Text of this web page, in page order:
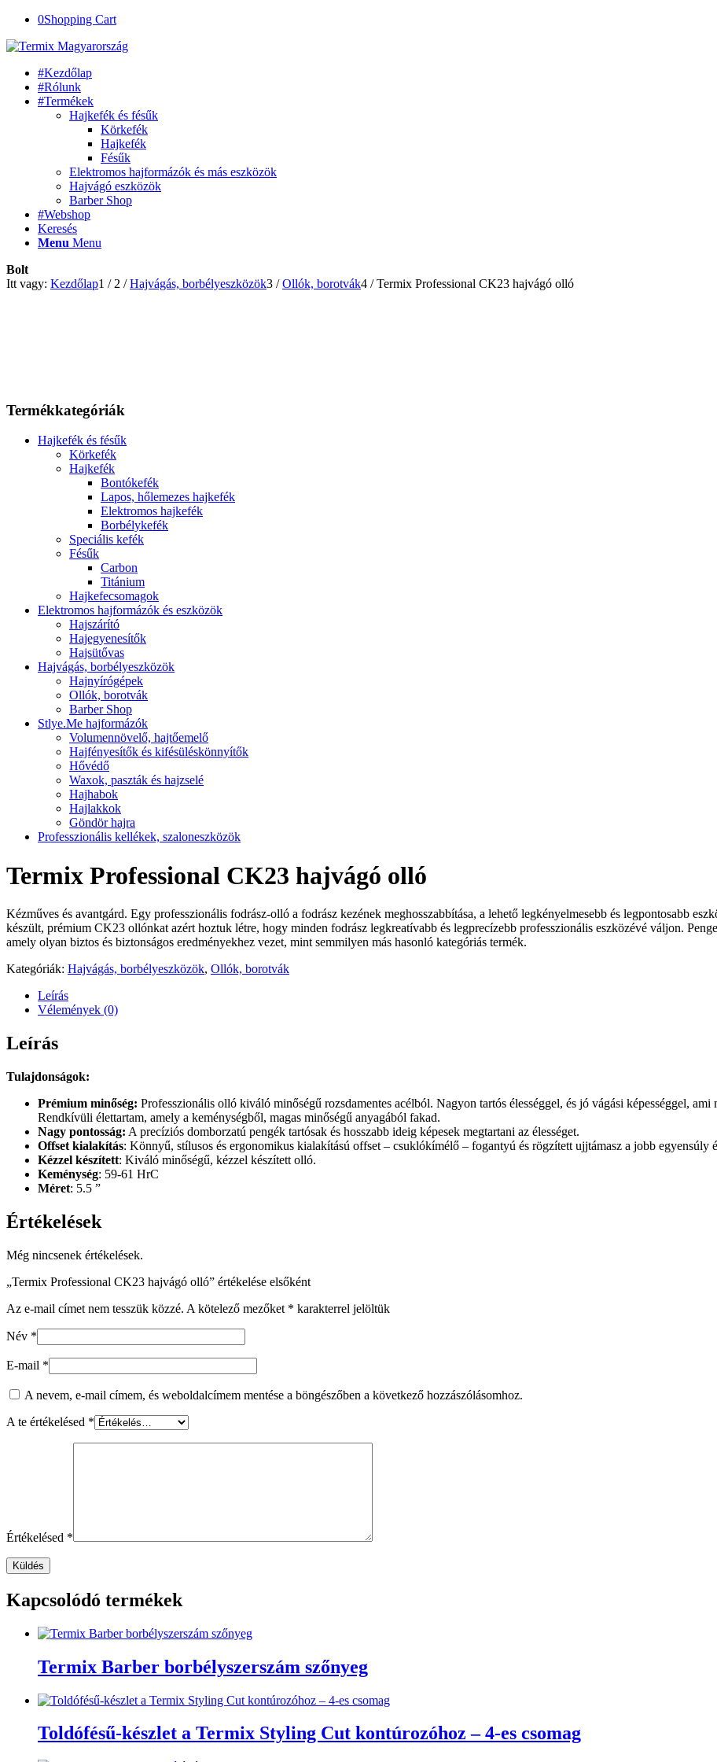
0Shopping Cart
#Kezdőlap
#Rólunk
#Termékek
Hajkefék és fésűk
Körkefék
Hajkefék
Fésűk
Elektromos hajformázók és más eszközök
Hajvágó eszközök
Barber Shop
#Webshop
Keresés
Menu Menu
Bolt
Itt vagy: Kezdőlap1 / 2 / Hajvágás, borbélyeszközök3 / Ollók, borotvák4 / Termix Professional CK23 hajvágó olló
Termékkategóriák
Hajkefék és fésűk
Körkefék
Hajkefék
Bontókefék
Lapos, hőlemezes hajkefék
Elektromos hajkefék
Borbélykefék
Speciális kefék
Fésűk
Carbon
Titánium
Hajkefecsomagok
Elektromos hajformázók és eszközök
Hajszárító
Hajegyenesítők
Hajsütővas
Hajvágás, borbélyeszközök
Hajnyírógépek
Ollók, borotvák
Barber Shop
Stlye.Me hajformázók
Volumennövelő, hajtőemelő
Hajfényesítők és kifésüléskönnyítők
Hővédő
Waxok, paszták és hajzselé
Hajhabok
Hajlakkok
Göndör hajra
Professzionális kellékek, szaloneszközök
Termix Professional CK23 hajvágó olló
Kézműves és avantgárd. Egy professzionális fodrász-olló a fodrász kezének meghosszabbítása, a lehető legkényelmesebb és legpontosabb
készült, prémium CK23 ollónkat azért hoztuk létre, hogy minden fodrász legkreatívabb és legprecízebb professzionális eszközévé váljon.
amely olyan biztos és biztonságos eredményekhez vezet, mint semmilyen más hasonló kategóriás termék.
Kategóriák: Hajvágás, borbélyeszközök, Ollók, borotvák
Leírás
Vélemények (0)
Leírás
Tulajdonságok:
Prémium minőség: Professzionális olló kiváló minőségű rozsdamentes acélból. Nagyon tartós élességgel, és jó vágási képességgel,
Rendkívüli élettartam, amely a keménységből, magas minőségű anyagából fakad.
Nagy pontosság: A precíziós domborzatú pengék tartósak és hosszabb ideig képesek megtartani az élességet.
Offset kialakítás: Könnyű, stílusos és ergonomikus kialakítású offset – csuklókímélő – fogantyú és rögzített ujjtámasz a jobb egyensúly
Kézzel készített: Kiváló minőségű, kézzel készített olló.
Keménység: 59-61 HrC
Méret: 5.5 ”
Értékelések
Még nincsenek értékelések.
„Termix Professional CK23 hajvágó olló” értékelése elsőként
Az e-mail címet nem tesszük közzé. A kötelező mezőket * karakterrel jelöltük
Név *
E-mail *
A nevem, e-mail címem, és weboldalcímem mentése a böngészőben a következő hozzászólásomhoz.
A te értékelésed *
Értékelésed *
Kapcsolódó termékek
Termix Barber borbélyszerszám szőnyeg
Toldófésű-készlet a Termix Styling Cut kontúrozóhoz – 4-es csomag